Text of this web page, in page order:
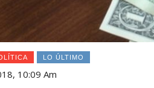
LO ÚLTIMO
10:09 Am